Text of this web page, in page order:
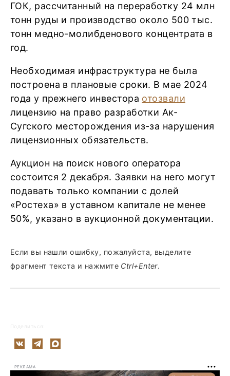
ГОК, рассчитанный на переработку 24 млн
тонн руды и производство около 500 тыс.
тонн медно-молибденового концентрата в
год.
Необходимая инфраструктура не была
построена в плановые сроки. В мае 2024
года у прежнего инвестора отозвали
лицензию на право разработки Ак-
Сугского месторождения из-за нарушения
лицензионных обязательств.
Аукцион на поиск нового оператора
состоится 2 декабря. Заявки на него могут
подавать только компании с долей
«Ростеха» в уставном капитале не менее
50%, указано в аукционной документации.
Если вы нашли ошибку, пожалуйста, выделите
фрагмент текста и нажмите Ctrl+Enter.
Поделиться:
РЕКЛАМА